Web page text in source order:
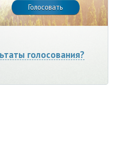
голосования?